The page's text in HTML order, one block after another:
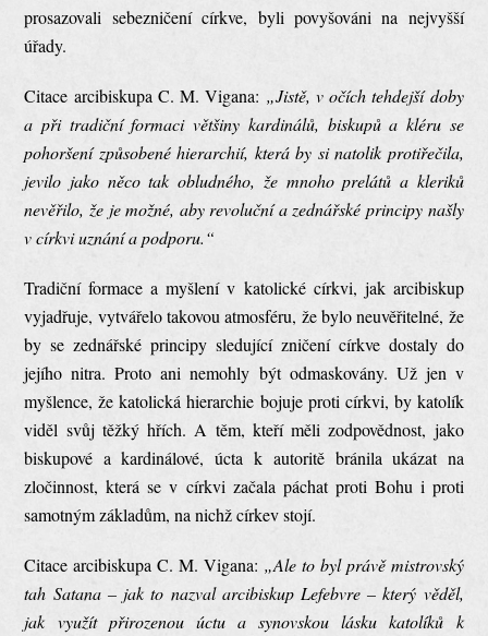
prosazovali sebezničení církve, byli povyšováni na nejvyšší
úřady.
Citace arcibiskupa C. M. Vigana: „Jistě, v očích tehdejší doby
a při tradiční formaci většiny kardinálů, biskupů a kléru se
pohoršení způsobené hierarchií, která by si natolik protiřečila,
jevilo jako něco tak obludného, že mnoho prelátů a kleriků
nevěřilo, že je možné, aby revoluční a zednářské principy našly
v církvi uznání a podporu.“
Tradiční formace a myšlení v katolické církvi, jak arcibiskup
vyjadřuje, vytvářelo takovou atmosféru, že bylo neuvěřitelné, že
by se zednářské principy sledující zničení církve dostaly do
jejího nitra. Proto ani nemohly být odmaskovány. Už jen v
myšlence, že katolická hierarchie bojuje proti církvi, by katolík
viděl svůj těžký hřích. A těm, kteří měli zodpovědnost, jako
biskupové a kardinálové, úcta k autoritě bránila ukázat na
zločinnost, která se v církvi začala páchat proti Bohu i proti
samotným základům, na nichž církev stojí.
Citace arcibiskupa C. M. Vigana: „Ale to byl právě mistrovský
tah Satana – jak to nazval arcibiskup Lefebvre – který věděl,
jak využít přirozenou úctu a synovskou lásku katolíků k